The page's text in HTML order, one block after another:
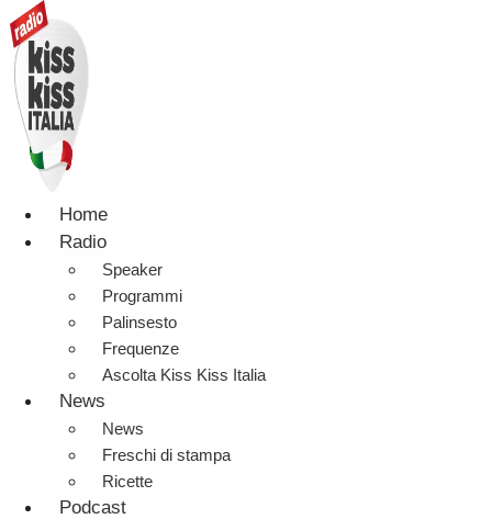
Home
Radio
Speaker
Programmi
Palinsesto
Frequenze
Ascolta Kiss Kiss Italia
News
News
Freschi di stampa
Ricette
Podcast